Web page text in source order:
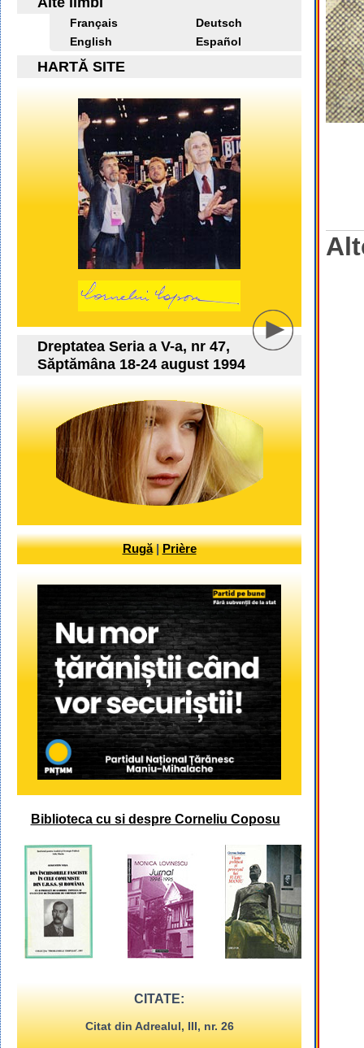
Français
Deutsch
English
Español
HARTĂ SITE
Dreptatea Seria a V-a, nr 47,
Săptămâna 18-24 august 1994
Rugă|Prière
Biblioteca cu si despre Corneliu Coposu
CITATE:
Citat din Adrealul, III, nr. 26